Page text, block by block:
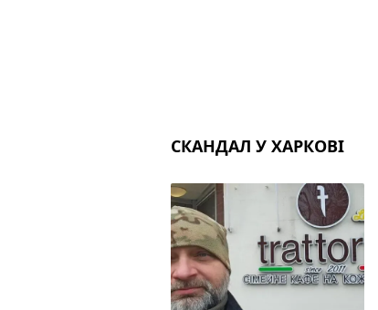
СКАНДАЛ У ХАРКОВІ